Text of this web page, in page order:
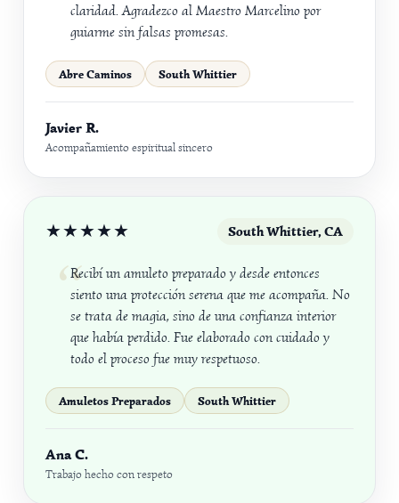
claridad. Agradezco al Maestro Marcelino por
guiarme sin falsas promesas.
Abre Caminos South Whittier
Javier R.
Acompañamiento espiritual sincero
★★★★★ South Whittier, CA
Recibí un amuleto preparado y desde entonces
siento una protección serena que me acompaña. No
se trata de magia, sino de una confianza interior
que había perdido. Fue elaborado con cuidado y
todo el proceso fue muy respetuoso.
Amuletos Preparados South Whittier
Ana C.
Trabajo hecho con respeto